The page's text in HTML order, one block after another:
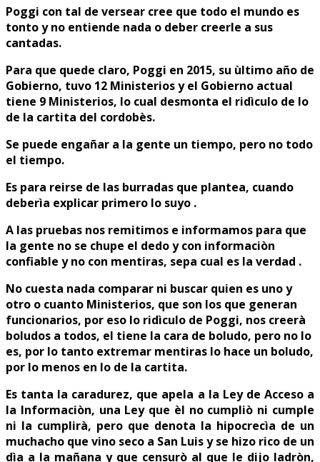
Poggi con tal de versear cree que todo el mundo es
tonto y no entiende nada o deber creerle a sus
cantadas.
Para que quede claro, Poggi en 2015, su ùltimo año de
Gobierno, tuvo 12 Ministerios y el Gobierno actual
tiene 9 Ministerios, lo cual desmonta el ridìculo de lo
de la cartita del cordobès.
Se puede engañar a la gente un tiempo, pero no todo
el tiempo.
Es para reirse de las burradas que plantea, cuando
deberìa explicar primero lo suyo .
A las pruebas nos remitimos e informamos para que
la gente no se chupe el dedo y con informaciòn
confiable y no con mentiras, sepa cual es la verdad .
No cuesta nada comparar ni buscar quien es uno y
otro o cuanto Ministerios, que son los que generan
funcionarios, por eso lo ridìculo de Poggi, nos creerà
boludos a todos, el tiene la cara de boludo, pero no lo
es, por lo tanto extremar mentiras lo hace un boludo,
por lo menos en lo de la cartita.
Es tanta la caradurez, que apela a la Ley de Acceso a
la Informaciòn, una Ley que èl no cumpliò ni cumple
ni la cumplirà, pero que denota la hipocrecìa de un
muchacho que vino seco a San Luis y se hizo rico de un
dìa a la mañana y que censurò al que le dijo ladròn,